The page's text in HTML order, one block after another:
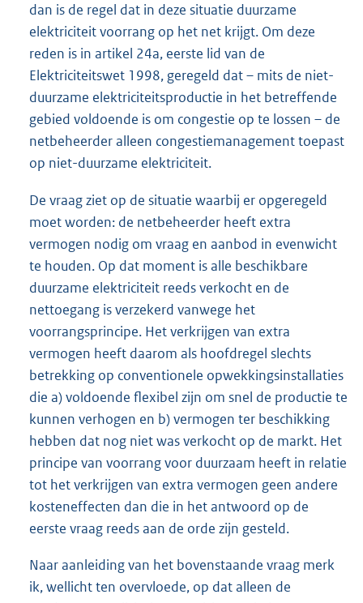
dan is de regel dat in deze situatie duurzame
elektriciteit voorrang op het net krijgt. Om deze
reden is in artikel 24a, eerste lid van de
Elektriciteitswet 1998, geregeld dat – mits de niet-
duurzame elektriciteitsproductie in het betreffende
gebied voldoende is om congestie op te lossen – de
netbeheerder alleen congestiemanagement toepast
op niet-duurzame elektriciteit.
De vraag ziet op de situatie waarbij er opgeregeld
moet worden: de netbeheerder heeft extra
vermogen nodig om vraag en aanbod in evenwicht
te houden. Op dat moment is alle beschikbare
duurzame elektriciteit reeds verkocht en de
nettoegang is verzekerd vanwege het
voorrangsprincipe. Het verkrijgen van extra
vermogen heeft daarom als hoofdregel slechts
betrekking op conventionele opwekkingsinstallaties
die a) voldoende flexibel zijn om snel de productie te
kunnen verhogen en b) vermogen ter beschikking
hebben dat nog niet was verkocht op de markt. Het
principe van voorrang voor duurzaam heeft in relatie
tot het verkrijgen van extra vermogen geen andere
kosteneffecten dan die in het antwoord op de
eerste vraag reeds aan de orde zijn gesteld.
Naar aanleiding van het bovenstaande vraag merk
ik, wellicht ten overvloede, op dat alleen de